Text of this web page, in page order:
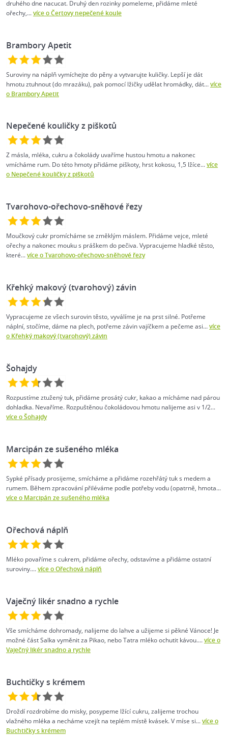
druhého dne nacucat. Druhý den rozinky pomeleme, přidáme mleté
ořechy,...více o Čertovy nepečené koule
Brambory Apetit
Suroviny na náplň vymíchejte do pěny a vytvarujte kuličky. Lepší je dát
hmotu ztuhnout (do mrazáku), pak pomocí lžičky udělat hromádky, dát...více
o Brambory Apetit
Nepečené kouličky z piškotů
Z másla, mléka, cukru a čokolády uvaříme hustou hmotu a nakonec
vmícháme rum. Do této hmoty přidáme piškoty, hrst kokosu, 1,5 lžíce...více
o Nepečené kouličky z piškotů
Tvarohovo-ořechovo-sněhové řezy
Moučkový cukr promícháme se změklým máslem. Přidáme vejce, mleté
ořechy a nakonec mouku s práškem do pečiva. Vypracujeme hladké těsto,
které...více o Tvarohovo-ořechovo-sněhové řezy
Křehký makový (tvarohový) závin
Vypracujeme ze všech surovin těsto, vyválíme je na prst silné. Potřeme
náplní, stočíme, dáme na plech, potřeme závin vajíčkem a pečeme asi...více
o Křehký makový (tvarohový) závin
Šohajdy
Rozpustíme ztužený tuk, přidáme prosátý cukr, kakao a mícháme nad párou
dohladka. Nevaříme. Rozpuštěnou čokoládovou hmotu nalijeme asi v 1/2...
více o Šohajdy
Marcipán ze sušeného mléka
Sypké přísady prosijeme, smícháme a přidáme rozehřátý tuk s medem a
rumem. Během zpracování přiléváme podle potřeby vodu (opatrně, hmota...
více o Marcipán ze sušeného mléka
Ořechová náplň
Mléko povaříme s cukrem, přidáme ořechy, odstavíme a přidáme ostatní
suroviny....více o Ořechová náplň
Vaječný likér snadno a rychle
Vše smícháme dohromady, nalijeme do lahve a užijeme si pěkné Vánoce! Je
možné část Salka vyměnit za Pikao, nebo Tatra mléko ochutit kávou....více o
Vaječný likér snadno a rychle
Buchtičky s krémem
Droždí rozdrobíme do misky, posypeme lžící cukru, zalijeme trochou
vlažného mléka a necháme vzejít na teplém místě kvásek. V míse si...více o
Buchtičky s krémem